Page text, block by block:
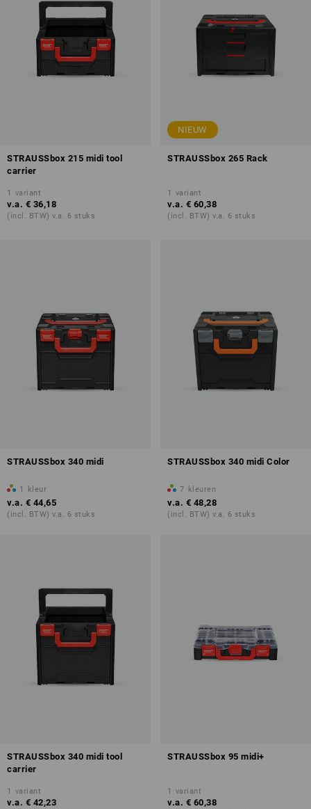
STRAUSSbox 215 midi tool
carrier
1 variant
v.a. € 36,18
(incl. BTW) v.a. 6 stuks
NIEUW
STRAUSSbox 265 Rack
1 variant
v.a. € 60,38
(incl. BTW) v.a. 6 stuks
STRAUSSbox 340 midi
1 kleur
v.a. € 44,65
(incl. BTW) v.a. 6 stuks
STRAUSSbox 340 midi Color
7 kleuren
v.a. € 48,28
(incl. BTW) v.a. 6 stuks
STRAUSSbox 340 midi tool
carrier
1 variant
v.a. € 42,23
STRAUSSbox 95 midi+
1 variant
v.a. € 60,38